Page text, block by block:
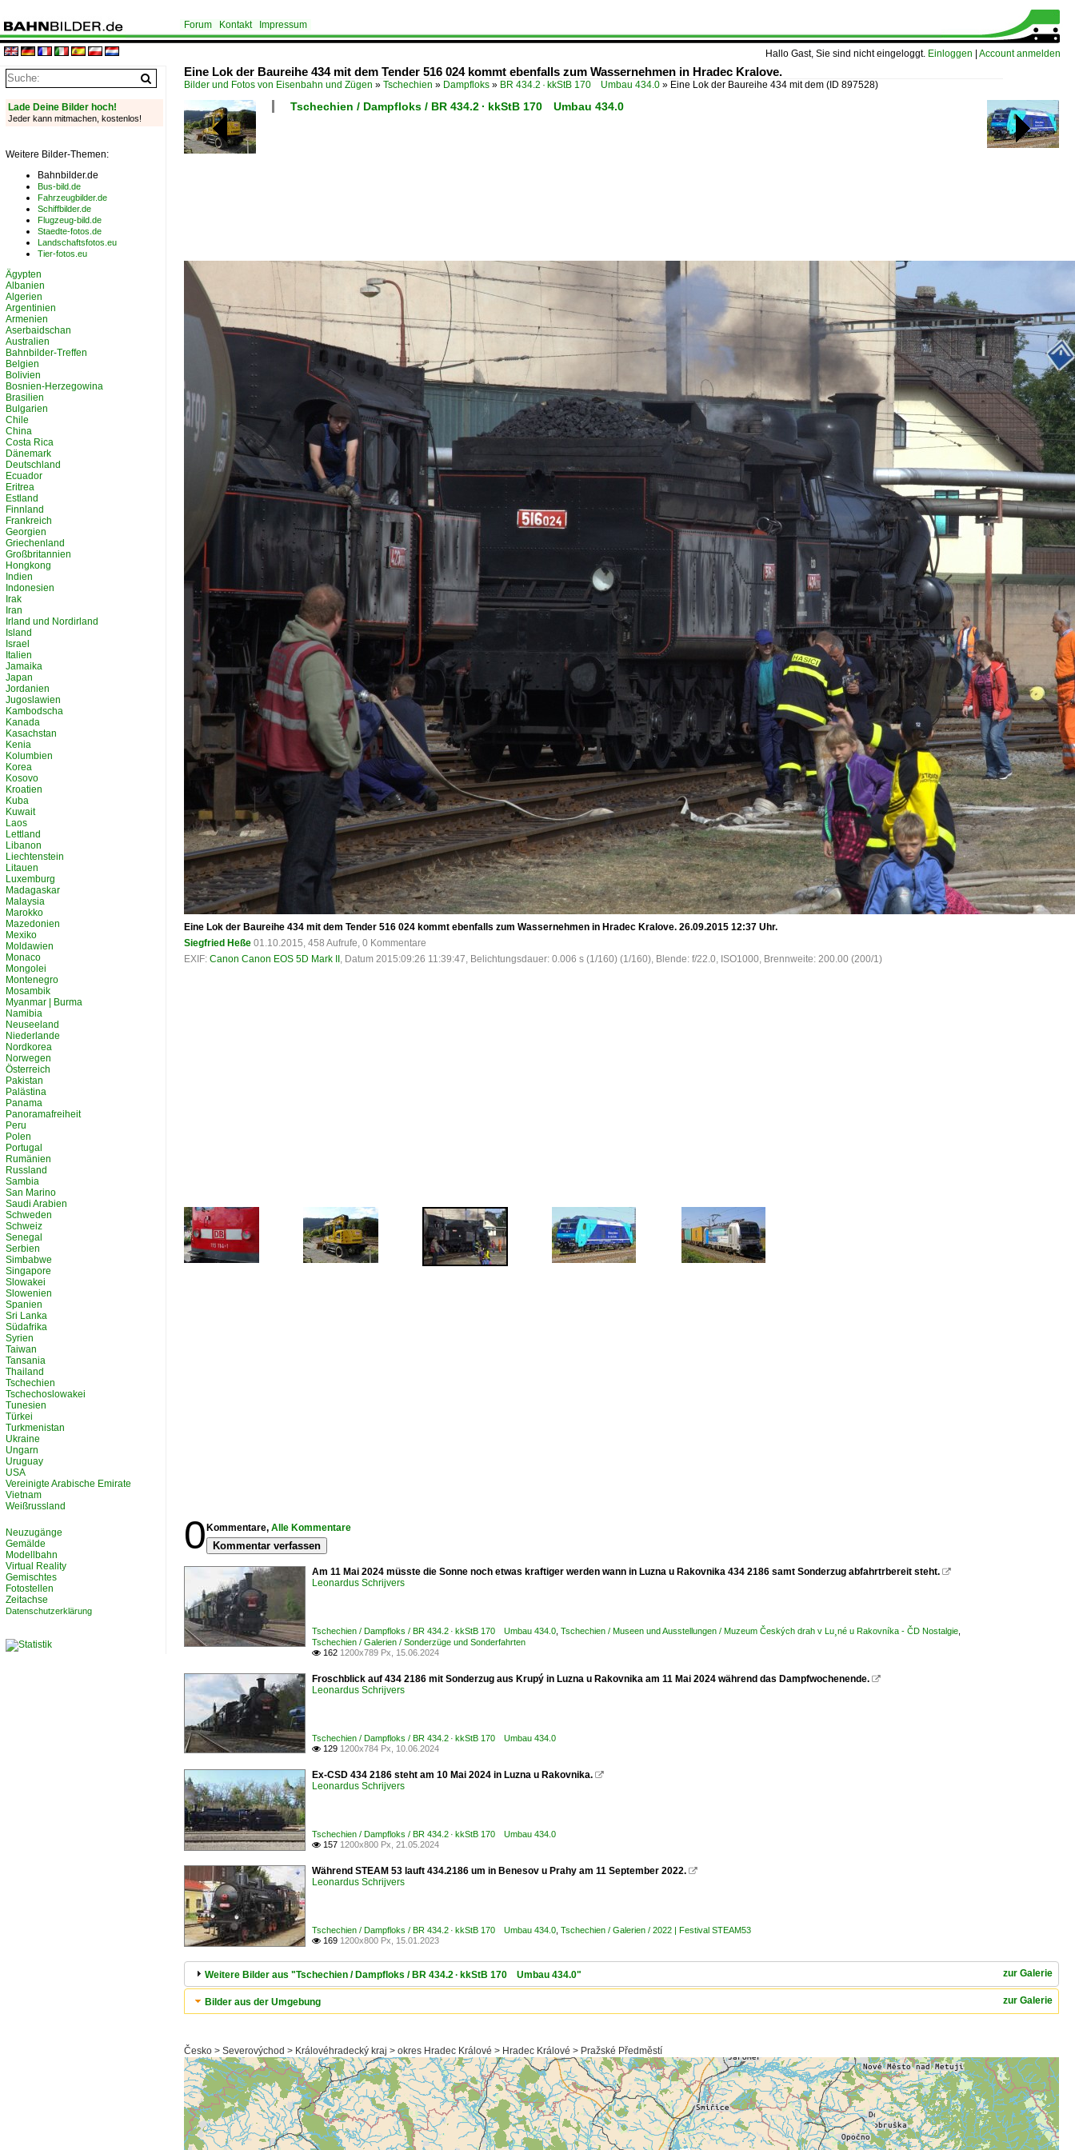
Hallo Gast, Sie sind nicht eingeloggt. Einloggen Account anmelden
Forum Kontakt Impressum
Eine Lok der Baureihe 434 mit dem Tender 516 024 kommt ebenfalls zum Wassernehmen in Hradec Kralove.
Bilder und Fotos von Eisenbahn und Zügen » Tschechien » Dampfloks » BR 434.2 · kkStB 170 Umbau 434.0 » Eine Lok der Baureihe 434 mit dem (ID 897528)
Tschechien / Dampfloks / BR 434.2 · kkStB 170 Umbau 434.0
Eine Lok der Baureihe 434 mit dem Tender 516 024 kommt ebenfalls zum Wassernehmen in Hradec Kralove. 26.09.2015 12:37 Uhr.
Siegfried Heße 01.10.2015, 458 Aufrufe, 0 Kommentare
EXIF: Canon Canon EOS 5D Mark II , Datum 2015:09:26 11:39:47, Belichtungsdauer: 0.006 s (1/160) (1/160), Blende: f/22.0, ISO1000, Brennweite: 200.00 (200/1)
0 Kommentare, Alle Kommentare
Kommentar verfassen
Am 11 Mai 2024 müsste die Sonne noch etwas kraftiger werden wann in Luzna u Rakovnika 434 2186 samt Sonderzug abfahrtrbereit steht. 
Leonardus Schrijvers
Tschechien / Dampfloks / BR 434.2 · kkStB 170 Umbau 434.0 Tschechien / Museen und Ausstellungen / Muzeum Českých drah v Lu¸né u Rakovníka - ČD Nostalgie
Tschechien / Galerien / Sonderzüge und Sonderfahrten
 162 1200x789 Px, 15.06.2024
Froschblick auf 434 2186 mit Sonderzug aus Krupý in Luzna u Rakovnika am 11 Mai 2024 während das Dampfwochenende. 
Leonardus Schrijvers
Tschechien / Dampfloks / BR 434.2 · kkStB 170 Umbau 434.0
 129 1200x784 Px, 10.06.2024
Ex-CSD 434 2186 steht am 10 Mai 2024 in Luzna u Rakovnika. 
Leonardus Schrijvers
Tschechien / Dampfloks / BR 434.2 · kkStB 170 Umbau 434.0
 157 1200x800 Px, 21.05.2024
Während STEAM 53 lauft 434.2186 um in Benesov u Prahy am 11 September 2022. 
Leonardus Schrijvers
Tschechien / Dampfloks / BR 434.2 · kkStB 170 Umbau 434.0 Tschechien / Galerien / 2022 | Festival STEAM53
 169 1200x800 Px, 15.01.2023
zur Galerie
Weitere Bilder aus "Tschechien / Dampfloks / BR 434.2 · kkStB 170 Umbau 434.0"
zur Galerie
Bilder aus der Umgebung
Česko > Severovýchod > Královéhradecký kraj > okres Hradec Králové > Hradec Králové > Pražské Předměstí
Lade Deine Bilder hoch!
Jeder kann mitmachen, kostenlos!
Weitere Bilder-Themen:
Bahnbilder.de
Bus-bild.de
Fahrzeugbilder.de
Schiffbilder.de
Flugzeug-bild.de
Staedte-fotos.de
Landschaftsfotos.eu
Tier-fotos.eu
Ägypten
Albanien
Algerien
Argentinien
Armenien
Aserbaidschan
Australien
Bahnbilder-Treffen
Belgien
Bolivien
Bosnien-Herzegowina
Brasilien
Bulgarien
Chile
China
Costa Rica
Dänemark
Deutschland
Ecuador
Eritrea
Estland
Finnland
Frankreich
Georgien
Griechenland
Großbritannien
Hongkong
Indien
Indonesien
Irak
Iran
Irland und Nordirland
Island
Israel
Italien
Jamaika
Japan
Jordanien
Jugoslawien
Kambodscha
Kanada
Kasachstan
Kenia
Kolumbien
Korea
Kosovo
Kroatien
Kuba
Kuwait
Laos
Lettland
Libanon
Liechtenstein
Litauen
Luxemburg
Madagaskar
Malaysia
Marokko
Mazedonien
Mexiko
Moldawien
Monaco
Mongolei
Montenegro
Mosambik
Myanmar | Burma
Namibia
Neuseeland
Niederlande
Nordkorea
Norwegen
Österreich
Pakistan
Palästina
Panama
Panoramafreiheit
Peru
Polen
Portugal
Rumänien
Russland
Sambia
San Marino
Saudi Arabien
Schweden
Schweiz
Senegal
Serbien
Simbabwe
Singapore
Slowakei
Slowenien
Spanien
Sri Lanka
Südafrika
Syrien
Taiwan
Tansania
Thailand
Tschechien
Tschechoslowakei
Tunesien
Türkei
Turkmenistan
Ukraine
Ungarn
Uruguay
USA
Vereinigte Arabische Emirate
Vietnam
Weißrussland
Neuzugänge
Gemälde
Modellbahn
Virtual Reality
Gemischtes
Fotostellen
Zeitachse
Datenschutzerklärung